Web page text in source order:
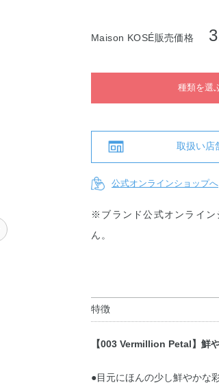
Maison KOSÉ販売価格
種類を選
取扱い店
公式オンラインショップへ
※ブランド公式オンライン
ん。
特徴
【003 Vermillion Petal】鮮
●目元にほんの少し鮮やかな